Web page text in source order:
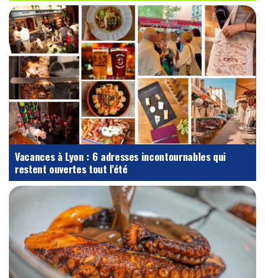
Vacances à Lyon : 6 adresses incontournables qui
restent ouvertes tout l'été